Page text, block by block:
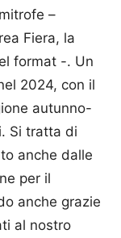
–
Fiera, la
format -. Un
2024, con il
autunno-
Si tratta di
anche dalle
per il
anche grazie
al nostro